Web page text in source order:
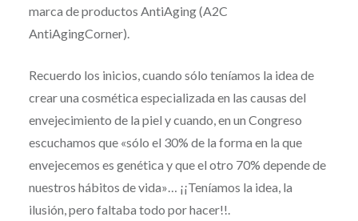
marca de productos AntiAging (A2C
AntiAgingCorner).
Recuerdo los inicios, cuando sólo teníamos la idea de
crear una cosmética especializada en las causas del
envejecimiento de la piel y cuando, en un Congreso
escuchamos que «sólo el 30% de la forma en la que
envejecemos es genética y que el otro 70% depende de
nuestros hábitos de vida»… ¡¡Teníamos la idea, la
ilusión, pero faltaba todo por hacer!!.